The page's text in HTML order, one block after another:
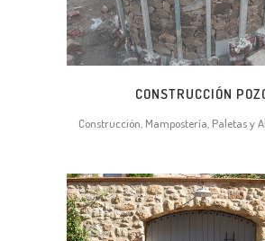
CONSTRUCCIÓN
Construcción, Mampostería, Paletas y